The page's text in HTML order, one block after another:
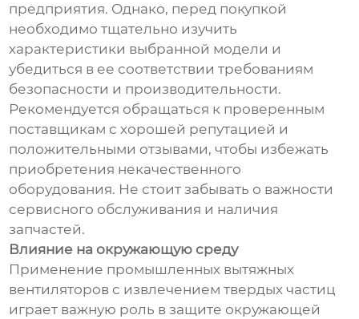
предприятия. Однако, перед покупкой
необходимо тщательно изучить
характеристики выбранной модели и
убедиться в ее соответствии требованиям
безопасности и производительности.
Рекомендуется обращаться к проверенным
поставщикам с хорошей репутацией и
положительными отзывами, чтобы избежать
приобретения некачественного
оборудования. Не стоит забывать о важности
сервисного обслуживания и наличия
запчастей.
Влияние на окружающую среду
Применение промышленных вытяжных
вентиляторов с извлечением твердых частиц
играет важную роль в защите окружающей